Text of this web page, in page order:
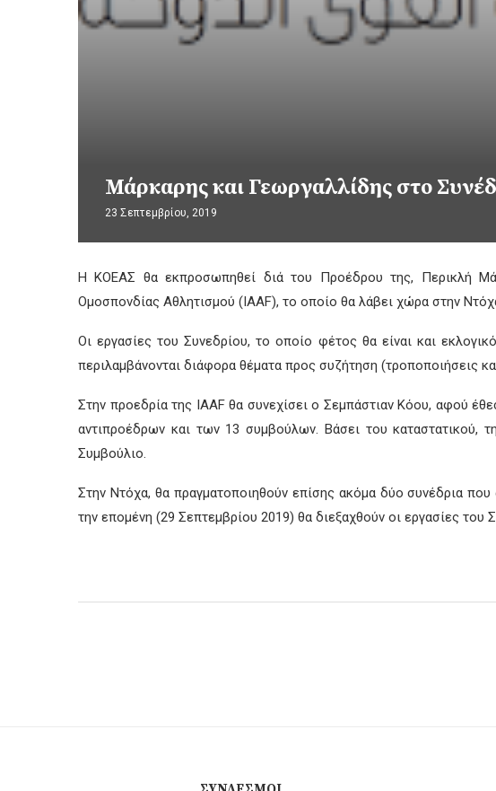
Μάρκαρης και Γεωργαλλίδης στο
23 Σεπτεμβρίου, 2019
Η ΚΟΕΑΣ θα εκπροσωπηθεί διά του Προέδρου της, Περικλή
Ομοσπονδίας Αθλητισμού (IAAF), το οποίο θα λάβει χώρα στην
Οι εργασίες του Συνεδρίου, το οποίο φέτος θα είναι και
περιλαμβάνονται διάφορα θέματα προς συζήτηση (τροποποιήσεις
Στην προεδρία της ΙAAF θα συνεχίσει ο Σεμπάστιαν Κόου, αφού
αντιπροέδρων και των 13 συμβούλων. Βάσει του καταστατικού,
Συμβούλιο.
Στην Ντόχα, θα πραγματοποιηθούν επίσης ακόμα δύο συνέδρια
την επομένη (29 Σεπτεμβρίου 2019) θα διεξαχθούν οι εργασίες